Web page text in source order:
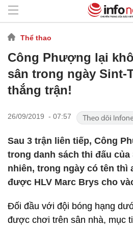
Thể thao
Công Phượng lại
sân trong ngày Sint-
thắng trận!
26/09/2019 - 07:57
Sau 3 trận liên tiếp, Công
trong danh sách thi đấu của
nhiên, trong ngày có tên thì
được HLV Marc Brys cho
Đối đầu với đội bóng hạng
được chơi trên sân nhà, mục